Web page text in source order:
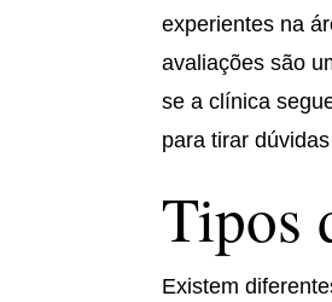
experientes na
avaliações são
se a clínica
para tirar
Tipos
Existem